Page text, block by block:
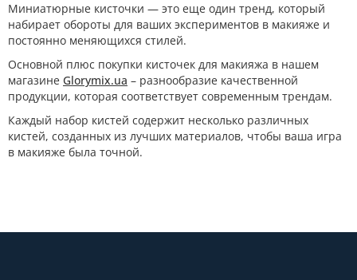
Миниатюрные кисточки — это еще один тренд, который
набирает обороты для ваших экспериментов в макияже и
постоянно меняющихся стилей.
Основной плюс покупки кисточек для макияжа в нашем
магазине Glorymix.ua – разнообразие качественной
продукции, которая соответствует современным трендам.
Каждый набор кистей содержит несколько различных
кистей, созданных из лучших материалов, чтобы ваша игра
в макияже была точной.